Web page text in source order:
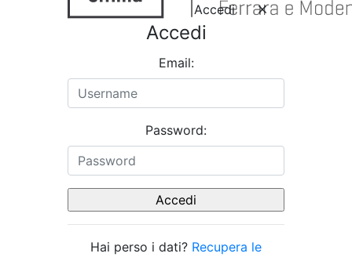
Accedi
Accedi
Email:
Password:
Hai perso i dati? Recupera le